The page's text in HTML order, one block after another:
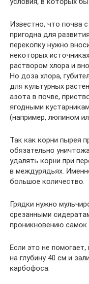
Известно, что почва
пригодна для
перекопку нужно
некоторых
раствором хлора и
Но доза хлора,
для культурных
азота в почве,
ягодными
(например, люпином
Так как корни пырея
обязательно
удалять корни при
в междурядьях.
большое количество.
Грядки нужно
срезанными
проникновению самок
Если это не
на глубину 40 см и
карбофоса.